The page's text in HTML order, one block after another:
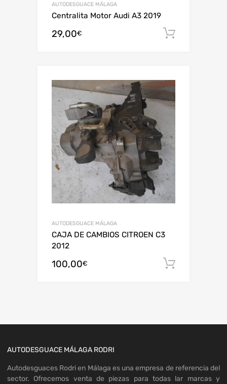
AUTODESGUACE MÁLAGA
Centralita Motor Audi A3 2019
29,00€
AUTODESGUACE MÁLAGA
CAJA DE CAMBIOS CITROEN C3
2012
100,00€
AUTODESGUACE MÁLAGA RODRI
Autodesguaces Rodri en Málaga es una empresa de referencia del
sector. Ofrecemos venta de piezas para todas lar marcas y